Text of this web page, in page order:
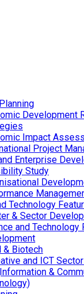
Development
Impact
Project
Enterprise
Study
Technology
& Sector
and Technology
& Biotech
and ICT
&